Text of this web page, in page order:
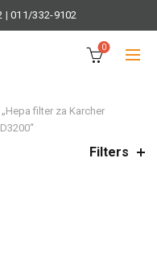
|011/332-9102
0
filter za Karcher
Filters